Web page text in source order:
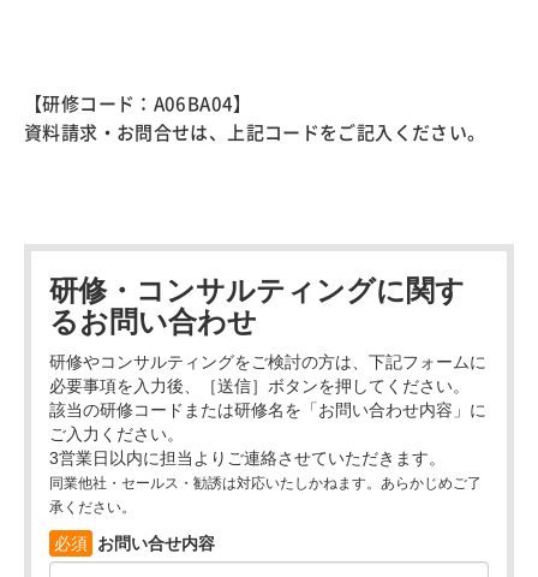
【研修コード：A06BA04】
資料請求・お問合せは、上記コードをご記入ください。